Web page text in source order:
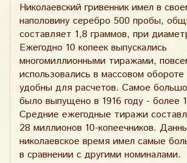
Николаевский гривенник имел в
наполовину серебро 500 пробы,
составляет 1,8 граммов, при
Ежегодно 10 копеек выпускались
многомиллионными тиражами,
использовались в массовом
удобны для расчетов. Самое
было выпущено в 1916 году - более
Средние ежегодные тиражи
28 миллионов 10-копеечников.
николаевское время имел самые
в сравнении с другими номиналами.